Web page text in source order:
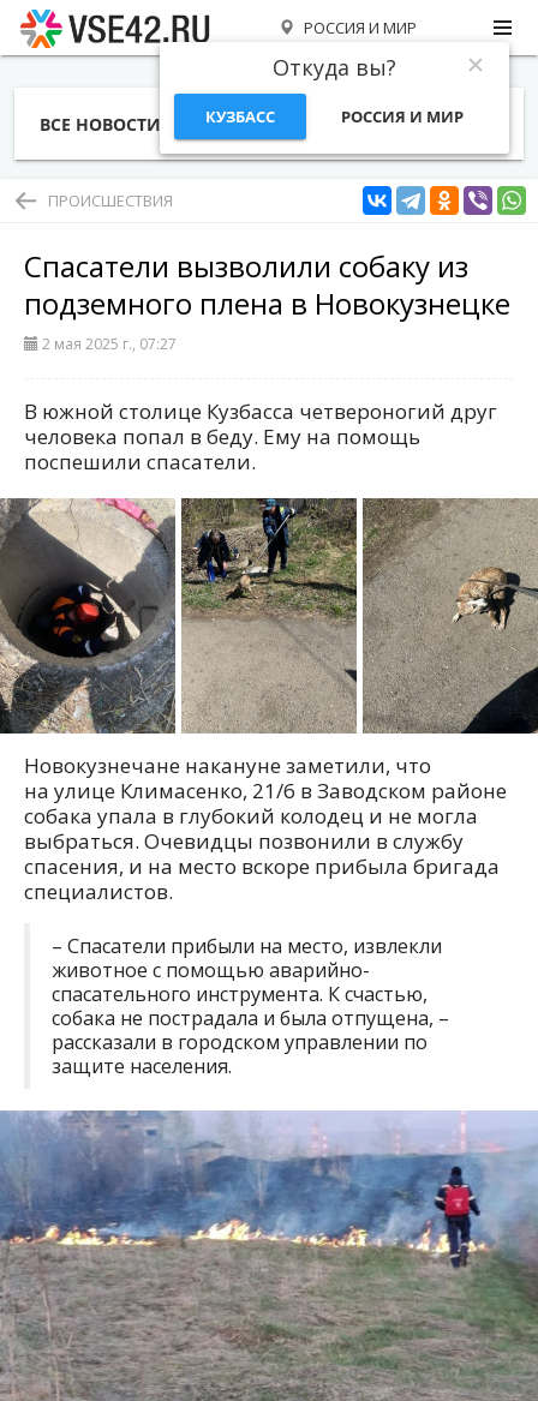
РОССИЯ И МИР
Откуда вы?
КУЗБАСС РОССИЯ И МИР
ВСЕ НОВОСТИ СТАТЬИ ТЕМЫ ФОТО
ПРОИСШЕСТВИЯ
Спасатели вызволили собаку из
подземного плена в Новокузнецке
2 мая 2025 г., 07:27
В южной столице Кузбасса четвероногий друг
человека попал в беду. Ему на помощь
поспешили спасатели.
Новокузнечане накануне заметили, что
на улице Климасенко, 21/6 в Заводском районе
собака упала в глубокий колодец и не могла
выбраться. Очевидцы позвонили в службу
спасения, и на место вскоре прибыла бригада
специалистов.
– Спасатели прибыли на место, извлекли
животное с помощью аварийно-
спасательного инструмента. К счастью,
собака не пострадала и была отпущена, –
рассказали в городском управлении по
защите населения.